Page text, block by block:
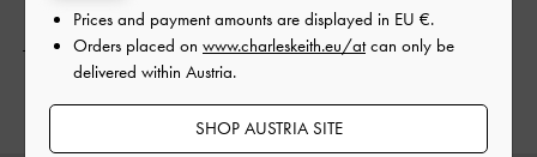
Top Zip Small Wallet-Schwarz
€ 49.00
Sigrid Kartenhalter -Hellrosa
€ 29.00
Prices and payment amounts are displayed in EU €.
Orders placed on www.charleskeith.eu/atcan only be
delivered within Austria.
SHOP AUSTRIA SITE